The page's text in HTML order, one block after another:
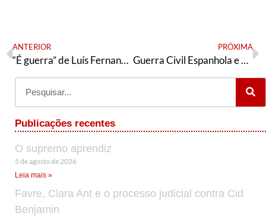
ANTERIOR
“É guerra” de Luís Fernando Verissimo, por Ana Affonso
PRÓXIMA
Guerra Civil Espanhola e Marxismo Soviético, aulas com Breno Altman
Publicações recentes
O supremo aprendiz
5 de agosto de 2026
Leia mais »
Favre, Clara Ant e o processo judicial contra Cid
Benjamin